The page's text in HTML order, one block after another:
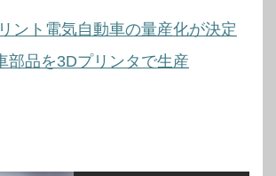
ント電気自動車の量産化が決定
部品を3Dプリンタで生産